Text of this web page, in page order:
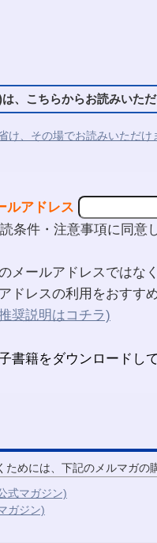
、こちらからお読みいただ
、その場でお読みいただけ
ルアドレス
条件・注意事項に同意
メールアドレスではなく
ドレスの利用をおすすめ
奨説明はコチラ)
めには、下記のメルマガの
式マガジン)
ガジン)